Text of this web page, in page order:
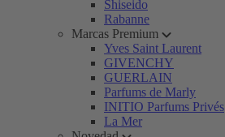
Shiseido
Rabanne
Marcas Premium
Yves Saint Laurent
GIVENCHY
GUERLAIN
Parfums de Marly
INITIO Parfums Privés
La Mer